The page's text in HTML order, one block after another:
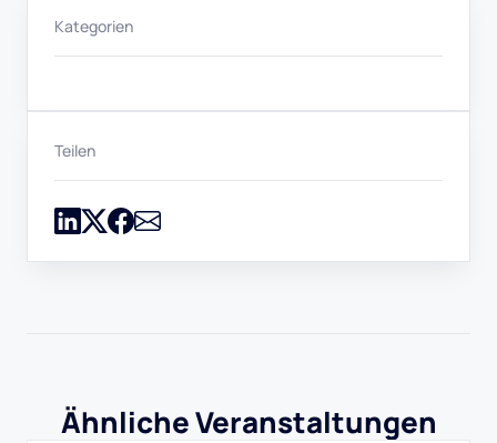
Kategorien
Teilen
Ähnliche Veranstaltungen